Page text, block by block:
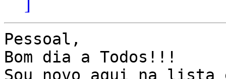
Pessoal,
Bom dia a Todos!!!
Sou novo aqui na lista